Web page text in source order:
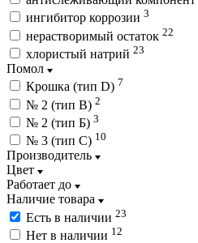
ингибитор коррозии 3
нерастворимый остаток 22
хлористый натрий 23
Помол
Крошка (тип D) 7
№ 2 (тип B) 2
№ 2 (тип Б) 3
№ 3 (тип C) 10
Производитель
Цвет
Работает до
Наличие товара
Есть в наличии 23
Нет в наличии 12